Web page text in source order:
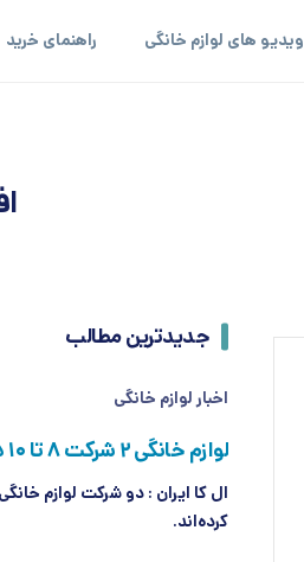
ویدیو های لوازم خانگی راهنمای خرید
جدیدترین مطالب
اخبار لوازم خانگی
لوازم خانگی ۲ شرکت ۸ تا ۱۰ درصد گران شد
کرده‌اند.